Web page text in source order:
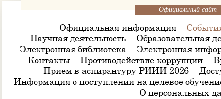
Официальный сайт
Официальная информация
Научная деятельность
Образовательная
Электронная библиотека
Электронная
Контакты
Противодействие коррупции
Прием в аспирантуру РИИИ 2026
Информация о поступлении на целевое
О персональных